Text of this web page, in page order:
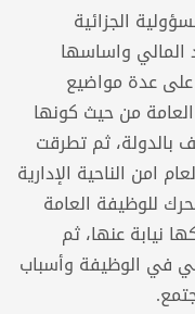
الجزائية
المالي واساسها
على عدة مواضيع
من حيث كونها
بالدولة، ثم تطرقت
امن الناحية الإدارية
للوظيفة العامة
نيابة عنها، ثم
في الوظيفة وأسباب